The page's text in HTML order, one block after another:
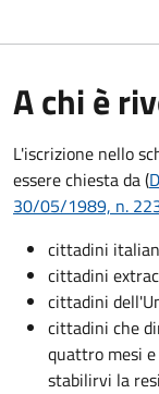
A chi è
L'iscrizione nello
essere chiesta da (
30/05/1989, n.
cittadini
cittadini
cittadini
cittadini che
quattro mesi
stabilirvi la